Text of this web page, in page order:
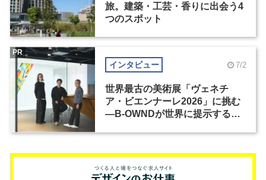
旅。建築・工芸・香りに出会う4
つのスポット
インタビュー 7/2
世界最古の美術展「ヴェネチ
ア・ビエンナーレ2026」に挑む
―B-OWNDが世界に提示する美
PR